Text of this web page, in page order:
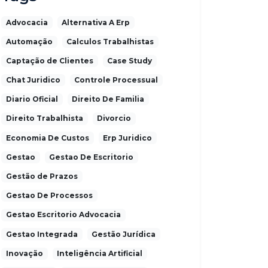
Advocacia Alternativa A Erp
Automação Calculos Trabalhistas
Captação de Clientes Case Study
Chat Juridico Controle Processual
Diario Oficial Direito De Familia
Direito Trabalhista Divorcio
Economia De Custos Erp Juridico
Gestao Gestao De Escritorio
Gestão de Prazos
Gestao De Processos
Gestao Escritorio Advocacia
Gestao Integrada Gestão Jurídica
Inovação Inteligência Artificial